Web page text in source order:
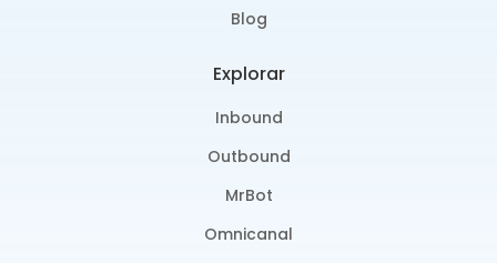
Blog
Explorar
Inbound
Outbound
MrBot
Omnicanal